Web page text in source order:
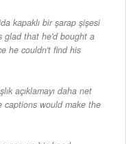
kapaklı bir şarap şişesi
glad that he'd bought a
he couldn't find his
açıklamayı daha net
captions would make the